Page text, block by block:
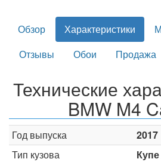
Обзор Характеристики
Отзывы
Обои Продажа
Технические
BMW M4
Год выпуска
2017
Тип кузова